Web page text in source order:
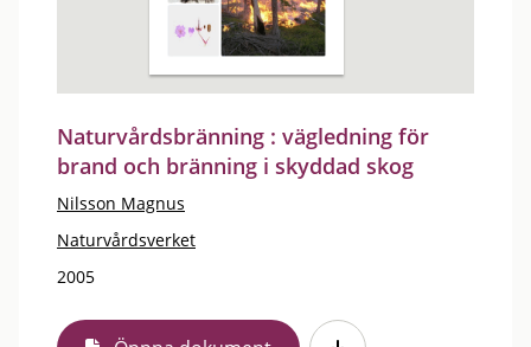
Naturvårdsbränning : vägledning för
brand och bränning i skyddad skog
Nilsson Magnus
Naturvårdsverket
2005